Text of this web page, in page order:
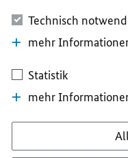
Technisch
mehr
Statistik
mehr